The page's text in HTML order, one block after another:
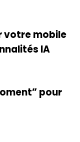
votre mobile
IA
pour